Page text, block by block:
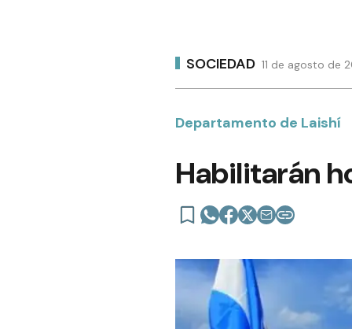
SOCIEDAD 11 de agosto de
Departamento de Laishí
Habilitarán